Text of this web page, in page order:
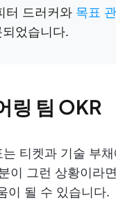
터 드러커와 목표
었습니다.
링 팀 OKR
티켓과 기술 부
이 그런 상황이라
이 될 수 있습니다.